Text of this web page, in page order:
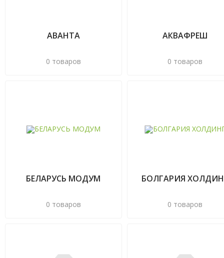
АВАНТА
0 товаров
АКВАФРЕШ
0 товаров
БЕЛАРУСЬ МОДУМ
0 товаров
БОЛГАРИЯ
0 товаров